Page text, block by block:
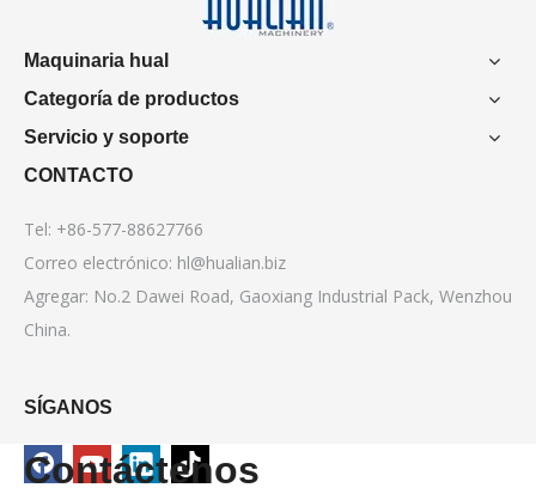
Maquinaria hual
Categoría de productos
Servicio y soporte
CONTACTO
Tel: +86-577-88627766
Correo electrónico: hl@hualian.biz
Agregar: No.2 Dawei Road, Gaoxiang Industrial Pack, Wenzhou
China.
SÍGANOS
Contáctenos